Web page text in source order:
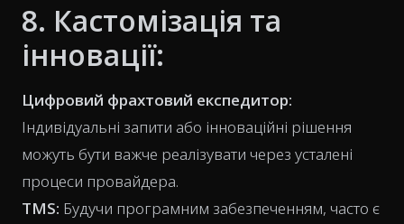
8. Кастомізація та
інновації:
Цифровий фрахтовий експедитор:
Індивідуальні запити або інноваційні рішення
можуть бути важче реалізувати через усталені
процеси провайдера.
TMS: Будучи програмним забезпеченням, часто є